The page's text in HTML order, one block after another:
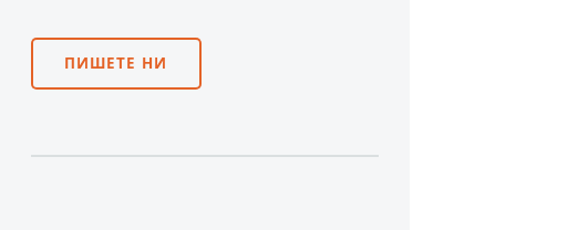
ПИШЕТЕ НИ